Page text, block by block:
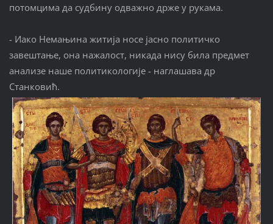
потомцима да судбину одважно држе у рукама.
- Иако Немањина житија носе јасно политичко
завештање, она нажалост, никада нису била предмет
анализе наше политикологије - наглашава др
Станковић.